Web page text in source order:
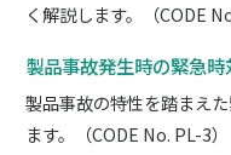
く解説します。（CODE
製品事故発生時の緊急時
製品事故の特性を踏まえ
ます。（CODE No. PL-3）